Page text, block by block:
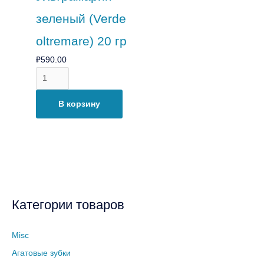
Категории товаров
Misc
Агатовые зубки
зеленый (Verde
oltremare) 20 гр
₽590.00
В корзину